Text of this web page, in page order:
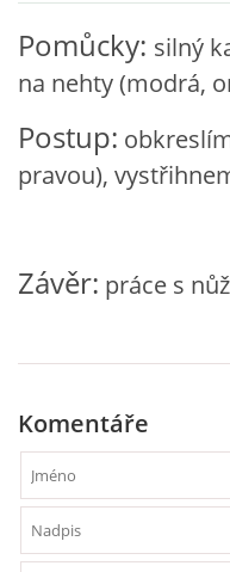
VZDĚLÁVACÍ BLOK ZÁŘÍ
VZDĚLÁVACÍ BLOK
VZDĚLÁVACÍ BLOK ÚNOR
VZDĚLÁVACÍ BLOK BŘEZEN
VZDĚLÁVACÍ BLOK
Pomůcky: silný
na nehty (modrá,
Postup:
pravou),
Závěr: práce s
Komentáře